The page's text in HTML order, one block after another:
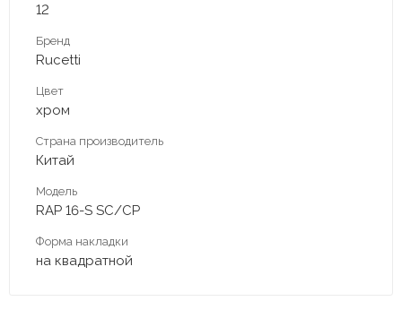
12
Бренд
Rucetti
Цвет
хром
Страна производитель
Китай
Модель
RAP 16-S SC/CP
Форма накладки
на квадратной